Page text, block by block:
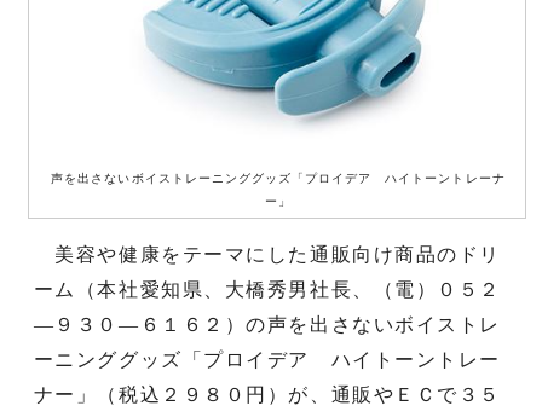
声を出さないボイストレーニンググッズ「プロイデア ハイトーントレーナ
ー」
美容や健康をテーマにした通販向け商品のドリ
ーム（本社愛知県、大橋秀男社長、（電）０５２
―９３０―６１６２）の声を出さないボイストレ
ーニンググッズ「プロイデア ハイトーントレー
ナー」（税込２９８０円）が、通販やＥＣで３５